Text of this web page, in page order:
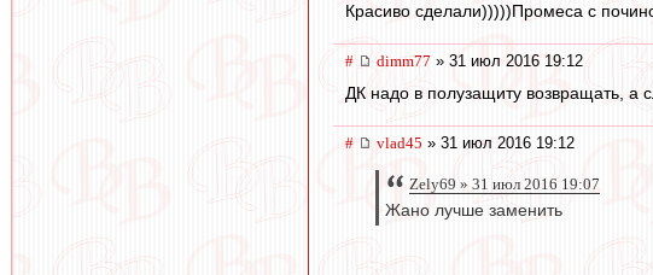
Красиво сделали)))))Промеса с
# dimm77 » 31 июл 2016 19:12
ДК надо в полузащиту возвращать, а
# vlad45 » 31 июл 2016 19:12
Zely69 » 31 июл 2016 19:07
Жано лучше заменить